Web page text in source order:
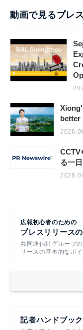
動画で見るプレ
better
る一日
広報初心者のための
プレスリリース
共同通信社グループ
リースの基本的なポ
記者ハンドブッ